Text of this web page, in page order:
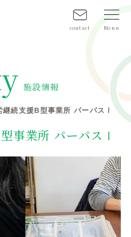
contact
施設情報
継続支援B型事業所 パーパスⅠ
事業所 パーパスⅠ